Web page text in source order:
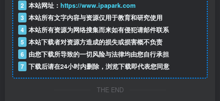
2 本站网址： https://www.ipapark.com
3 本站所有文字内容与资源仅用于教育和研究使用
4 本站所有资源为网络搜集而来如有侵犯请邮件联系
5 本站下载者对资源方造成的损失或损害概不负责
6 由您下载所导致的一切风险与法律均由您自行承担
7 下载后请在24小时内删除，浏览下载即代表您同意
THE END